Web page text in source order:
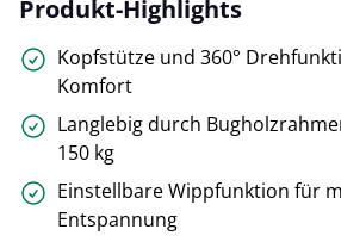
Produkt-Highlights
Kopfstütze und 360°
Komfort
Langlebig durch
150 kg
Einstellbare Wippfunktion für
Entspannung